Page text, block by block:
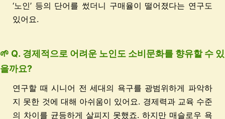
‘노인’ 등의 단어를 썼더니 구매율이 떨어졌다는 연구도
있어요.
🌱 Q. 경제적으로 어려운 노인도 소비문화를 향유할 수 있
을까요?
연구할 때 시니어 전 세대의 욕구를 광범위하게 파악하
지 못한 것에 대해 아쉬움이 있어요. 경제력과 교육 수준
의 차이를 균등하게 살피지 못했죠. 하지만 매슬로우 욕